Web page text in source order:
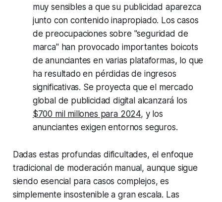
muy sensibles a que su publicidad aparezca
junto con contenido inapropiado. Los casos
de preocupaciones sobre "seguridad de
marca" han provocado importantes boicots
de anunciantes en varias plataformas, lo que
ha resultado en pérdidas de ingresos
significativas. Se proyecta que el mercado
global de publicidad digital alcanzará los
$700 mil millones para 2024, y los
anunciantes exigen entornos seguros.
Dadas estas profundas dificultades, el enfoque
tradicional de moderación manual, aunque sigue
siendo esencial para casos complejos, es
simplemente insostenible a gran escala. Las